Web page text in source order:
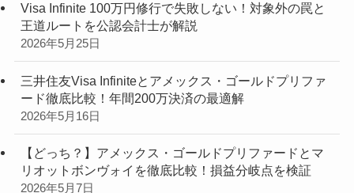
Visa Infinite 100万円修行で失敗しない！対象外の罠と
王道ルートを公認会計士が解説
2026年5月25日
三井住友Visa Infiniteとアメックス・ゴールドプリファ
ード徹底比較！年間200万決済の最適解
2026年5月16日
【どっち？】アメックス・ゴールドプリファードとマ
リオットボンヴォイを徹底比較！損益分岐点を検証
2026年5月7日